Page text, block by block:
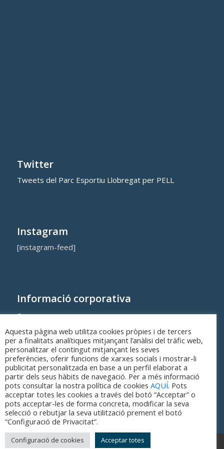
Twitter
Tweets del Parc Esportiu Llobregat per PELL
Instagram
[instagram-feed]
Informació corporativa
Qui som
Cost dels equipaments i serveis municipals
© Copyright - Parc Esportiu Llobregat - 2017-2026
Aquesta pàgina web utilitza cookies pròpies i de tercers
per a finalitats analítiques mitjançant l’anàlisi del tràfic web,
personalitzar el contingut mitjançant les seves
preferències, oferir funcions de xarxes socials i mostrar-li
publicitat personalitzada en base a un perfil elaborat a
partir dels seus hàbits de navegació. Per a més informació
pots consultar la nostra política de cookies AQUÍ. Pots
acceptar totes les cookies a través del botó “Acceptar” o
pots acceptar-les de forma concreta, modificar la seva
selecció o rebutjar la seva utilització prement el botó
“Configuració de Privacitat”.
Configuració de cookies Acceptar totes